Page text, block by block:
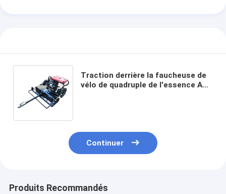
Traction derrière la faucheuse de
vélo de quadruple de l'essence ATV
Continuer
Produits Recommandés